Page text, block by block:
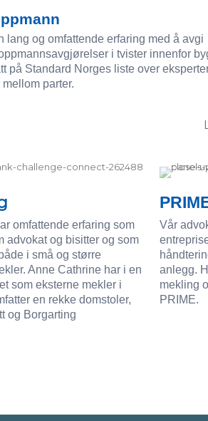
lang og omfattende erfaring med å avgi
i tvister innenfor
på Standard Norges liste over
parter.
omfattende erfaring som
advokat og bisitter og som
i små og større
Anne Cathrine har i en
som eksterne mekler i
en rekke domstoler,
og Borgarting
Vår
anlegg.
mekling
PRIME.